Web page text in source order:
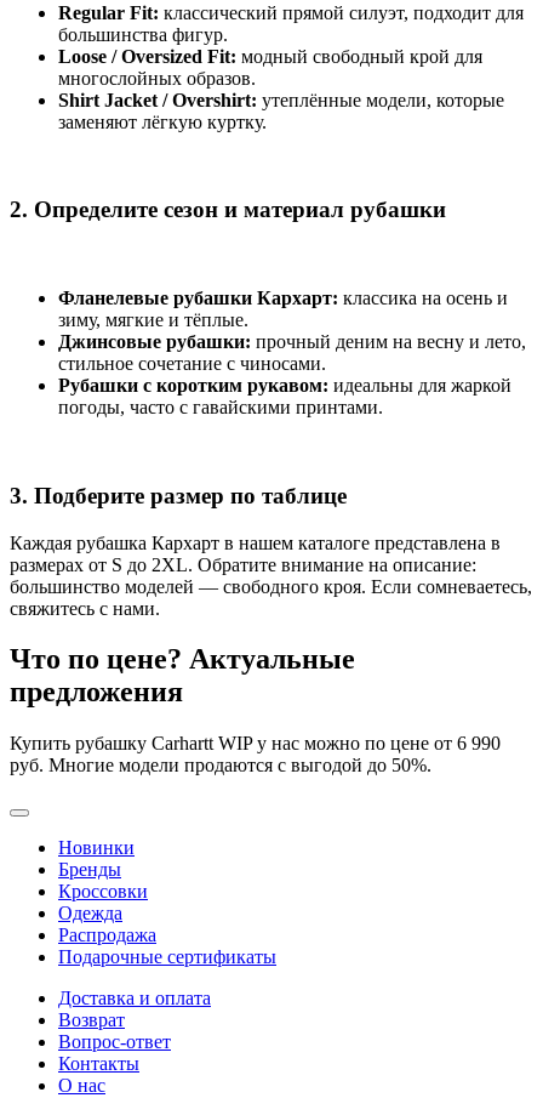
Regular Fit: классический прямой силуэт, подходит для
большинства фигур.
Loose / Oversized Fit: модный свободный крой для
многослойных образов.
Shirt Jacket / Overshirt: утеплённые модели, которые
заменяют лёгкую куртку.
2. Определите сезон и материал рубашки
Фланелевые рубашки Кархарт: классика на осень и
зиму, мягкие и тёплые.
Джинсовые рубашки: прочный деним на весну и лето,
стильное сочетание с чиносами.
Рубашки с коротким рукавом: идеальны для жаркой
погоды, часто с гавайскими принтами.
3. Подберите размер по таблице
Каждая рубашка Кархарт в нашем каталоге представлена в
размерах от S до 2XL. Обратите внимание на описание:
большинство моделей — свободного кроя. Если сомневаетесь,
свяжитесь с нами.
Что по цене? Актуальные
предложения
Купить рубашку Carhartt WIP у нас можно по цене от 6 990
руб. Многие модели продаются с выгодой до 50%.
Новинки
Бренды
Кроссовки
Одежда
Распродажа
Подарочные сертификаты
Доставка и оплата
Возврат
Вопрос-ответ
Контакты
О нас